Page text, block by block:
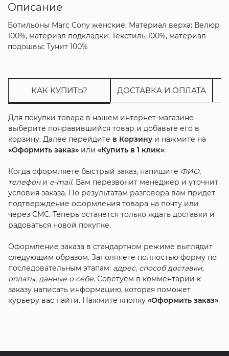
Описание
Ботильоны Marc Cony женские. Материал верха: Велюр
100%, материал подкладки: Текстиль 100%, материал
подошвы: Тунит 100%
КАК КУПИТЬ? ДОСТАВКА И ОПЛАТА
Для покупки товара в нашем интернет-магазине
выберите понравившийся товар и добавьте его в
корзину. Далее перейдите в Корзинуи нажмите на
«Оформить заказ»или «Купить в 1 клик».
Когда оформляете быстрый заказ, напишите ФИО,
телефони e-mail. Вам перезвонит менеджер и уточнит
условия заказа. По результатам разговора вам придет
подтверждение оформления товара на почту или
через СМС. Теперь останется только ждать доставки и
радоваться новой покупке.
Оформление заказа в стандартном режиме выглядит
следующим образом. Заполняете полностью форму по
последовательным этапам: адрес, способ доставки,
оплаты, данные о себе. Советуем в комментарии к
заказу написать информацию, которая поможет
курьеру вас найти. Нажмите кнопку «Оформить заказ».